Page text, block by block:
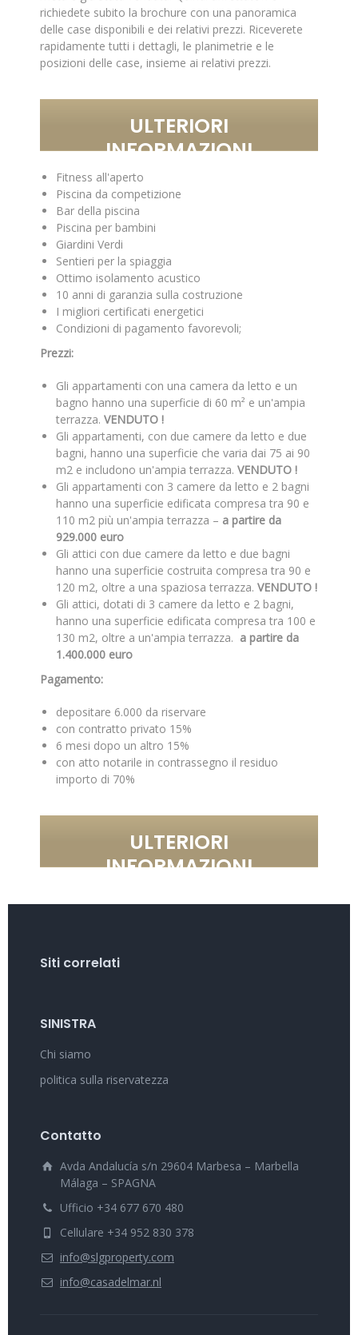
richiedete subito la brochure con una panoramica
delle case disponibili e dei relativi prezzi. Riceverete
rapidamente tutti i dettagli, le planimetrie e le
posizioni delle case, insieme ai relativi prezzi.
ULTERIORI
INFORMAZIONI
Fitness all'aperto
Piscina da competizione
Bar della piscina
Piscina per bambini
Giardini Verdi
Sentieri per la spiaggia
Ottimo isolamento acustico
10 anni di garanzia sulla costruzione
I migliori certificati energetici
Condizioni di pagamento favorevoli;
Prezzi:
Gli appartamenti con una camera da letto e un
bagno hanno una superficie di 60 m² e un'ampia
terrazza. VENDUTO !
Gli appartamenti, con due camere da letto e due
bagni, hanno una superficie che varia dai 75 ai 90
m2 e includono un'ampia terrazza. VENDUTO !
Gli appartamenti con 3 camere da letto e 2 bagni
hanno una superficie edificata compresa tra 90 e
110 m2 più un'ampia terrazza – a partire da
929.000 euro
Gli attici con due camere da letto e due bagni
hanno una superficie costruita compresa tra 90 e
120 m2, oltre a una spaziosa terrazza. VENDUTO !
Gli attici, dotati di 3 camere da letto e 2 bagni,
hanno una superficie edificata compresa tra 100 e
130 m2, oltre a un'ampia terrazza. a partire da
1.400.000 euro
Pagamento:
depositare 6.000 da riservare
con contratto privato 15%
6 mesi dopo un altro 15%
con atto notarile in contrassegno il residuo
importo di 70%
ULTERIORI
INFORMAZIONI
Siti correlati
SINISTRA
Chi siamo
politica sulla riservatezza
Contatto
Avda Andalucía s/n 29604 Marbesa – Marbella
Málaga – SPAGNA
Ufficio +34 677 670 480
Cellulare +34 952 830 378
info@slgproperty.com
info@casadelmar.nl